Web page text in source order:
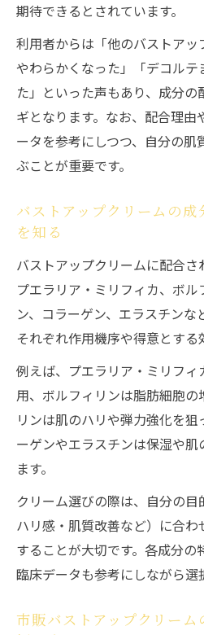
期待できるとされています。
利用者からは「他のバストア
やわらかくなった」「デコルテ
た」といった声もあり、成分
ギとなります。なお、配合理
ータを参考にしつつ、自分の
ぶことが重要です。
バストアップクリームの
を知る
バストアップクリームに配合さ
プエラリア・ミリフィカ、ボル
ン、コラーゲン、エラスチンな
それぞれ作用機序や得意とする
例えば、プエラリア・ミリフ
用、ボルフィリンは脂肪細胞の
リンは肌のハリや弾力強化を狙
ーゲンやエラスチンは保湿や
ます。
クリーム選びの際は、自分の目
ハリ感・肌質改善など）に合
することが大切です。各成分の
臨床データも参考にしながら選
市販バストアップクリー